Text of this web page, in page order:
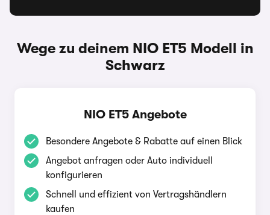
Wege zu deinem NIO ET5 Modell in
Schwarz
NIO ET5 Angebote
Besondere Angebote & Rabatte auf einen Blick
Angebot anfragen oder Auto individuell
konfigurieren
Schnell und effizient von Vertragshändlern
kaufen